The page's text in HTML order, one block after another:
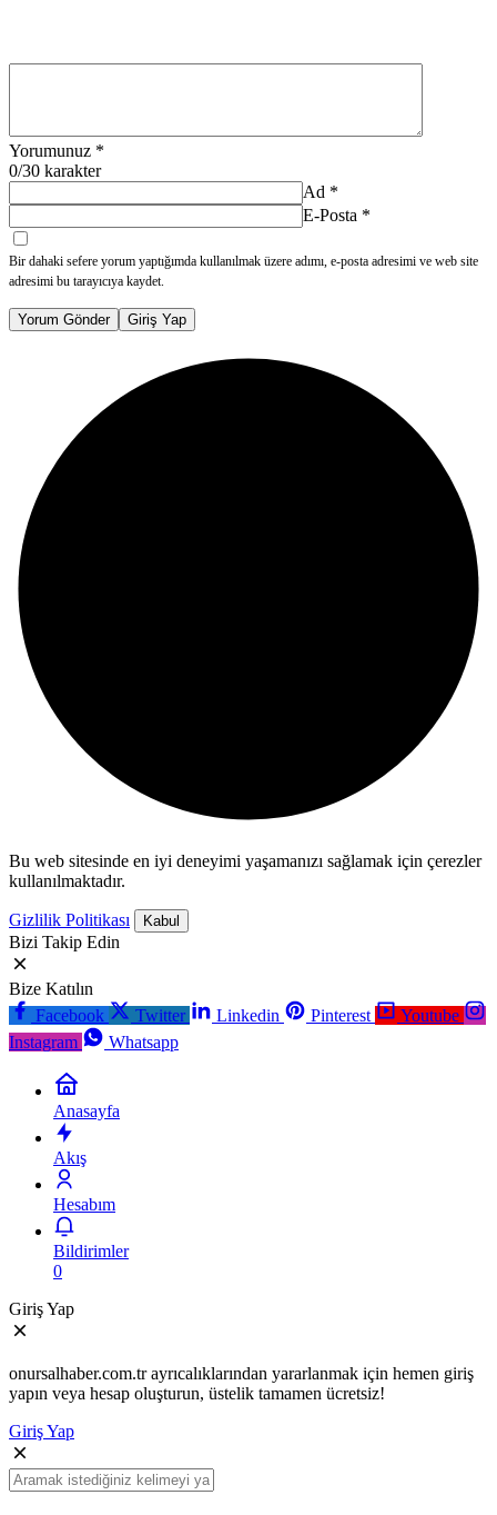
Yorumunuz *
0/30 karakter
Ad *
E-Posta *
Bir dahaki sefere yorum yaptığımda kullanılmak üzere adımı, e-posta adresimi ve web site
adresimi bu tarayıcıya kaydet.
Yorum Gönder Giriş Yap
Bu web sitesinde en iyi deneyimi yaşamanızı sağlamak için çerezler
kullanılmaktadır.
Gizlilik Politikası Kabul
Bizi Takip Edin
Bize Katılın
Facebook
Twitter Linkedin Pinterest
Youtube
Instagram
Whatsapp
Anasayfa
Akış
Hesabım
Bildirimler
0
Giriş Yap
onursalhaber.com.tr ayrıcalıklarından yararlanmak için hemen giriş
yapın veya hesap oluşturun, üstelik tamamen ücretsiz!
Giriş Yap